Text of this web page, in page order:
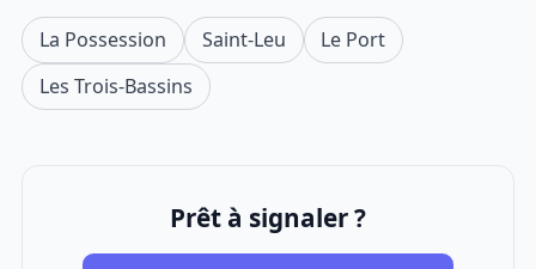
La Possession Saint-Leu
Le Port
Les Trois-Bassins
Prêt à signaler ?